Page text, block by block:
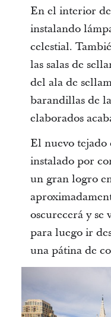
En el interior
instalando
celestial.
las salas de
del ala de
barandillas de
elaborados
El nuevo tejado
instalado por
un gran logro
oscurecerá y
para luego ir
una pátina de